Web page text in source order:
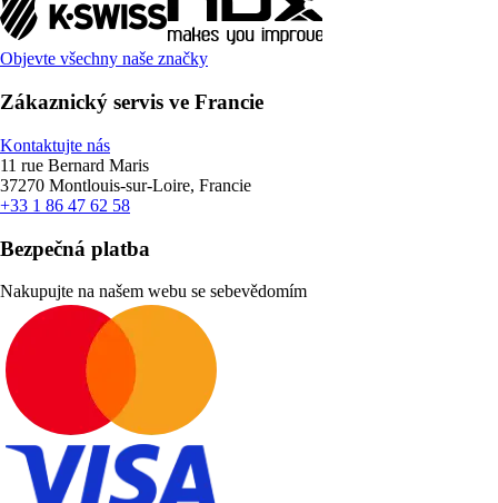
Objevte všechny naše značky
Zákaznický servis ve Francie
Kontaktujte nás
11 rue Bernard Maris
37270 Montlouis-sur-Loire, Francie
+33 1 86 47 62 58
Bezpečná platba
Nakupujte na našem webu se sebevědomím